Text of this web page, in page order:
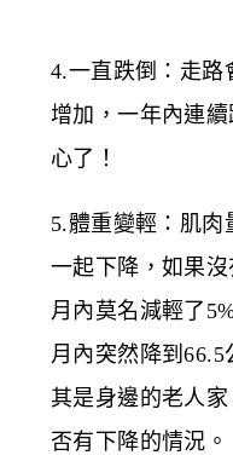
4.一直跌倒：走路
增加，一年內連
心了！
5.體重變輕：肌肉
一起下降，如果
月內莫名減輕了
月內突然降到
其是身邊的老人
否有下降的情況。